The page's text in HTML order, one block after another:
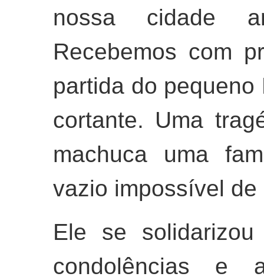
nossa cidade
Recebemos com
partida do
cortante. Uma
machuca uma
vazio impossível de
Ele se
condolências e